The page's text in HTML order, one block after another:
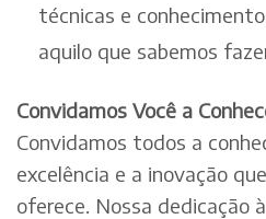
técnicas e
aquilo que sabemos
Convidamos Você a
Convidamos todos a
excelência e a inovação
oferece. Nossa dedicação